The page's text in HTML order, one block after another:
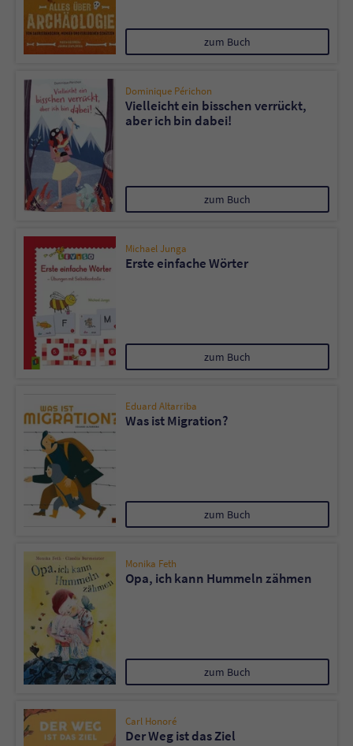
zum Buch
Dominique Périchon
Vielleicht ein bisschen verrückt,
aber ich bin dabei!
zum Buch
Michael Junga
Erste einfache Wörter
zum Buch
Eduard Altarriba
Was ist Migration?
zum Buch
Monika Feth
Opa, ich kann Hummeln zähmen
zum Buch
Carl Honoré
Der Weg ist das Ziel